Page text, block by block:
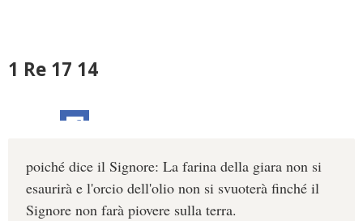
1 Re 17 14
poiché dice il Signore: La farina della giara non si
esaurirà e l'orcio dell'olio non si svuoterà finché il
Signore non farà piovere sulla terra.